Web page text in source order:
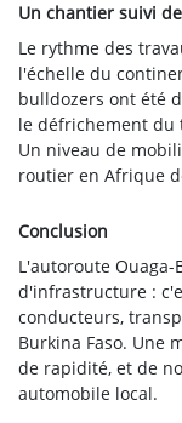
Un chantier suivi
Le rythme des
l'échelle du
bulldozers ont été
le défrichement du
Un niveau de
routier en Afrique
Conclusion
L'autoroute
d'infrastructure :
conducteurs,
Burkina Faso. Une
de rapidité, et de
automobile local.